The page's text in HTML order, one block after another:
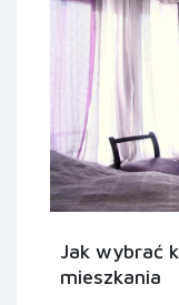
Jak wybrać
mieszkania